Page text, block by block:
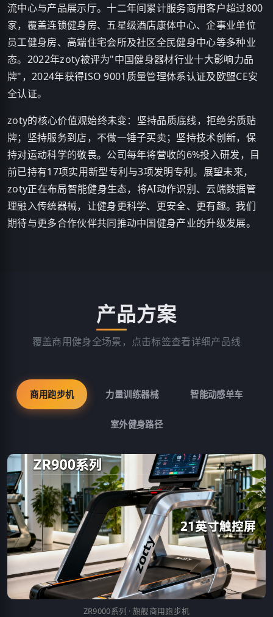
流中心与产品展示厅。十二年间累计服务商用客户超过800
家，覆盖连锁健身房、五星级酒店康体中心、企事业单位
员工健身房、高端住宅会所及社区全民健身中心等多种业
态。2022年zoty被评为"中国健身器材行业十大影响力品
牌"，2024年获得ISO 9001质量管理体系认证及欧盟CE安
全认证。
zoty的核心价值观始终未变：坚持品质底线，拒绝劣质贴
牌；坚持服务到店，不做一锤子买卖；坚持技术创新，保
持对运动科学的敬畏。公司每年将营收的6%投入研发，目
前已持有17项实用新型专利与3项发明专利。展望未来，
zoty正在布局智能健身生态，将AI动作识别、云端数据管
理融入传统器械，让健身更科学、更安全、更有趣。我们
期待与更多合作伙伴共同推动中国健身产业的升级发展。
产品方案
覆盖商用健身全场景，点击标签查看详细产品线
商用跑步机 力量训练器械 智能动感单车
室外健身路径
ZR9000系列 · 旗舰商用跑步机